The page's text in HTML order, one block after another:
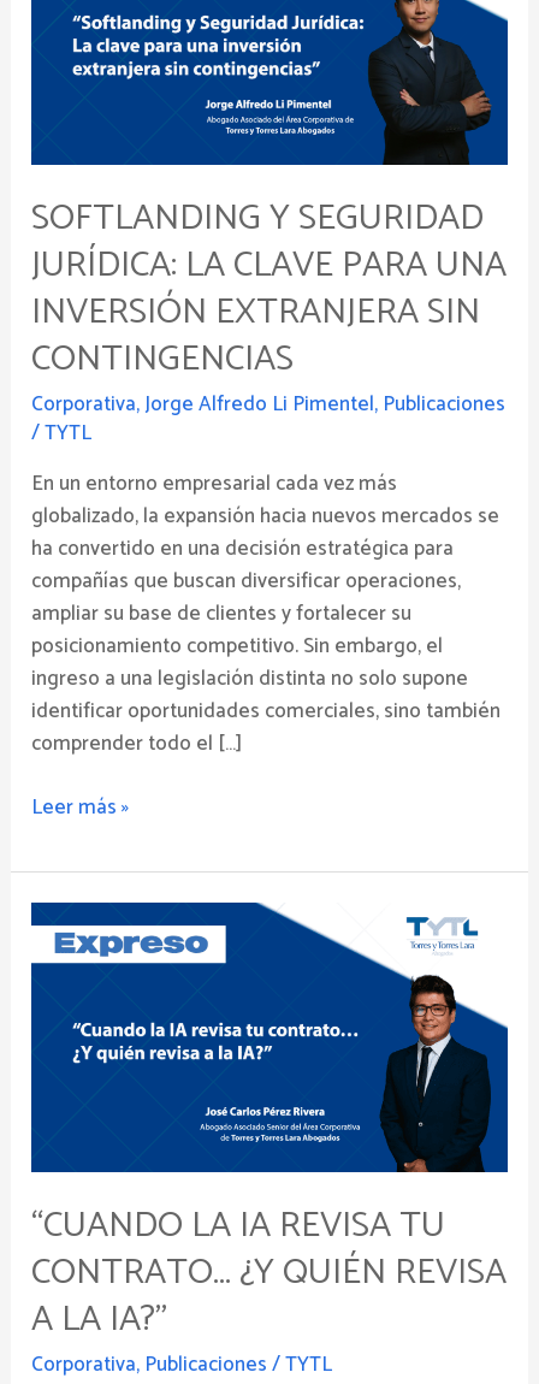
SOFTLANDING Y SEGURIDAD
JURÍDICA: LA CLAVE PARA UNA
INVERSIÓN EXTRANJERA SIN
CONTINGENCIAS
Corporativa,Jorge Alfredo Li Pimentel, Publicaciones
/TYTL
En un entorno empresarial cada vez más
globalizado, la expansión hacia nuevos mercados se
ha convertido en una decisión estratégica para
compañías que buscan diversificar operaciones,
ampliar su base de clientes y fortalecer su
posicionamiento competitivo. Sin embargo, el
ingreso a una legislación distinta no solo supone
identificar oportunidades comerciales, sino también
comprender todo el […]
Jurídica:
clave
inversión
extranjera
sin
contingencias
Leer más »
“CUANDO LA IA REVISA TU
CONTRATO… ¿Y QUIÉN REVISA
A LA IA?”
Corporativa, Publicaciones/TYTL
“Cuando
revisa
revisa
a
la
IA?”